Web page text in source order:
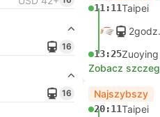
16
16
11:11Taipei
13:25Zuoying
Zobacz
Najszybszy
20:11Taipei